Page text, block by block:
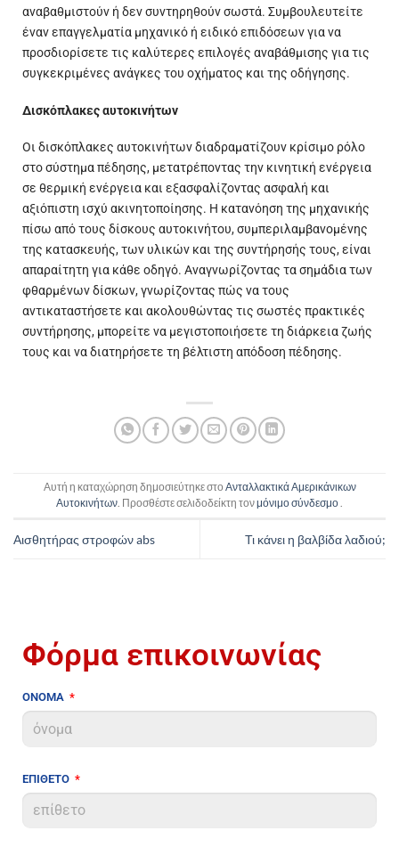
αναβαθμιστούν ή δεν συντηρηθούν σωστά. Συμβουλευτείτε
έναν επαγγελματία μηχανικό ή ειδικό επιδόσεων για να
προσδιορίσετε τις καλύτερες επιλογές αναβάθμισης για τις
συγκεκριμένες ανάγκες του οχήματος και της οδήγησης.
Δισκόπλακες αυτοκινήτων
Οι δισκόπλακες αυτοκινήτων διαδραματίζουν κρίσιμο ρόλο
στο σύστημα πέδησης, μετατρέποντας την κινητική ενέργεια
σε θερμική ενέργεια και εξασφαλίζοντας ασφαλή και
αξιόπιστη ισχύ ακινητοποίησης. Η κατανόηση της μηχανικής
πίσω από τους δίσκους αυτοκινήτου, συμπεριλαμβανομένης
της κατασκευής, των υλικών και της συντήρησής τους, είναι
απαραίτητη για κάθε οδηγό. Αναγνωρίζοντας τα σημάδια των
φθαρμένων δίσκων, γνωρίζοντας πώς να τους
αντικαταστήσετε και ακολουθώντας τις σωστές πρακτικές
συντήρησης, μπορείτε να μεγιστοποιήσετε τη διάρκεια ζωής
τους και να διατηρήσετε τη βέλτιστη απόδοση πέδησης.
Αυτή η καταχώρηση δημοσιεύτηκε στο Ανταλλακτικά Αμερικάνικων
Αυτοκινήτων . Προσθέστε σελιδοδείκτη τονμόνιμο σύνδεσμο
Αισθητήρας στροφών abs Τι κάνει η βαλβίδα λαδιού;
Φόρμα επικοινωνίας
ΟΝΟΜΑ
ΕΠΙΘΕΤΟ